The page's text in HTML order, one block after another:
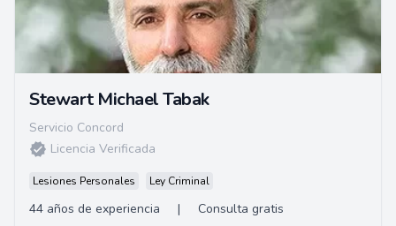
Stewart Michael Tabak
Servicio Concord
Licencia Verificada
Lesiones Personales Ley Criminal
44 años de experiencia |
Consulta gratis